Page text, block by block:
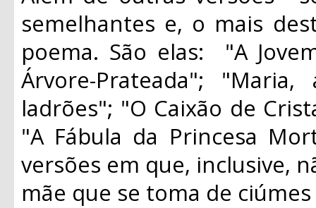
semelhantes e, o mais
poema. São elas: "A
Árvore-Prateada";
ladrões"; "O Caixão de
"A Fábula da Princesa
versões em que, inclusive,
mãe que se toma de